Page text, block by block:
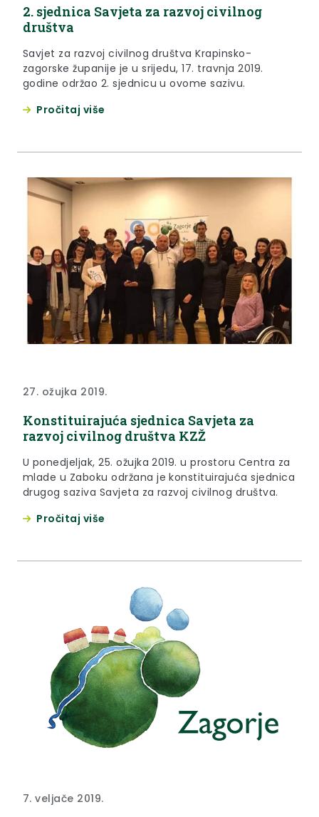
2. sjednica Savjeta za razvoj civilnog
društva
Savjet za razvoj civilnog društva Krapinsko-
zagorske županije je u srijedu, 17. travnja 2019.
godine održao 2. sjednicu u ovome sazivu.
Pročitaj više
27. ožujka 2019.
Konstituirajuća sjednica Savjeta za
razvoj civilnog društva KZŽ
U ponedjeljak, 25. ožujka 2019. u prostoru Centra za
mlade u Zaboku održana je konstituirajuća sjednica
drugog saziva Savjeta za razvoj civilnog društva.
Pročitaj više
7. veljače 2019.